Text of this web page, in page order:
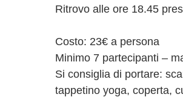
Ritrovo alle ore 18.45
Costo: 23€ a persona
Minimo 7 partecipanti –
Si consiglia di portare:
tappetino yoga, coperta,